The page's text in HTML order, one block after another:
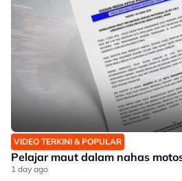
VIDEO TERKINI & POPULAR
Pelajar maut dalam nahas
1 day ago